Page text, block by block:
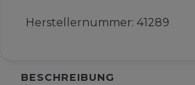
Herstellernummer: 41289
BESCHREIBUNG